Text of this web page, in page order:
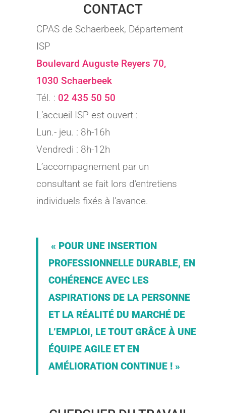
CONTACT
CPAS de Schaerbeek, Département
ISP
Boulevard Auguste Reyers 70,
1030 Schaerbeek
Tél. : 02 435 50 50
L’accueil ISP est ouvert :
Lun.- jeu. : 8h-16h
Vendredi : 8h-12h
L’accompagnement par un
consultant se fait lors d’entretiens
individuels fixés à l’avance.
« POUR UNE INSERTION
PROFESSIONNELLE DURABLE, EN
COHÉRENCE AVEC LES
ASPIRATIONS DE LA PERSONNE
ET LA RÉALITÉ DU MARCHÉ DE
L’EMPLOI, LE TOUT GRÂCE À UNE
ÉQUIPE AGILE ET EN
AMÉLIORATION CONTINUE ! »